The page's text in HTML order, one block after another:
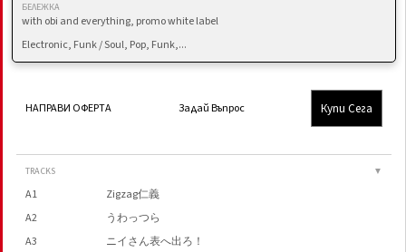
БЕЛЕЖКА
with obi and everything, promo white label
Electronic, Funk / Soul, Pop, Funk,...
НАПРАВИ ОФЕРТА Задай Въпрос Купи Сега
TRACKS ▼
A1
Zigzag仁義
A2
うわっつら
A3
ニイさん表へ出ろ！